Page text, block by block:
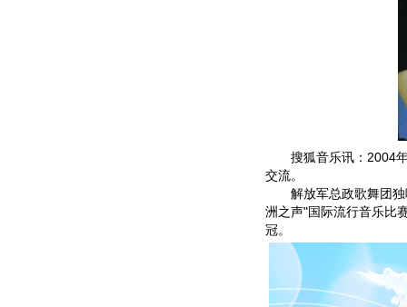
搜狐音乐讯：2004年7
交流。
解放军总政歌舞团独
洲之声"国际流行音乐比
冠。